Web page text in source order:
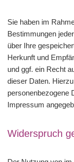
Sie haben im
Bestimmungen
über Ihre
Herkunft und
und ggf. ein Recht
dieser Daten.
personenbezogene
Impressum
Widerspruch